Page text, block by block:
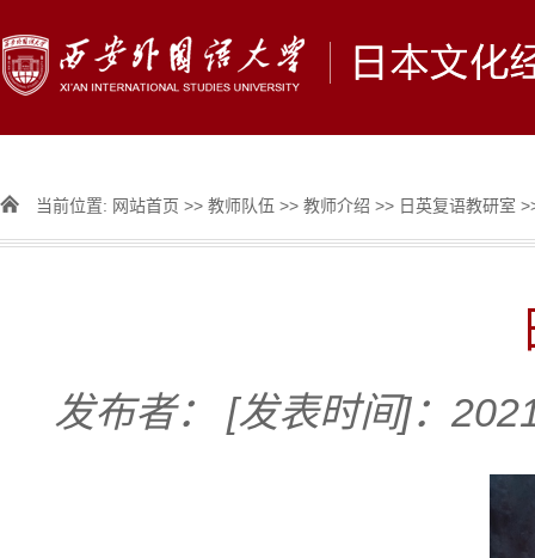
当前位置: 网站首页 >> 教师队伍 >> 教师介绍 >> 日英复语教研室
发布者： [发表时间]：